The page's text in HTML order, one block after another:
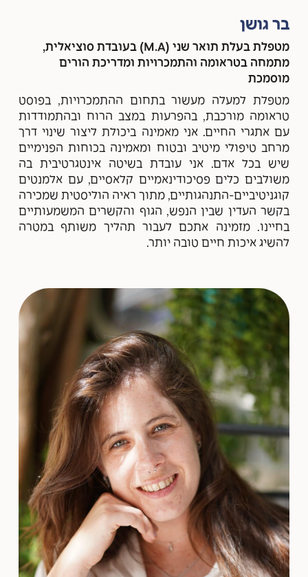
בר גושן
מטפלת בעלת תואר שני (M.A) בעובדת סוציאלית,
מתמחה בטראומה והתמכרויות ומדריכת הורים
מוסמכת
מטפלת למעלה מעשור בתחום ההתמכרויות, בפוסט
טראומה מורכבת, בהפרעות במצב הרוח ובהתמודדות
עם אתגרי החיים. אני מאמינה ביכולת ליצור שינוי דרך
מרחב טיפולי מיטיב ובטוח ומאמינה בכוחות הפנימיים
שיש בכל אדם. אני עובדת בשיטה אינטגרטיבית בה
משולבים כלים פסיכודינאמיים קלאסיים, עם אלמנטים
קוגניטיביים-התנהגותיים, מתוך ראיה הוליסטית שמכירה
בקשר העדין שבין הנפש, הגוף והקשרים המשמעותיים
בחיינו. מזמינה אתכם לעבור תהליך משותף במטרה
להשיג איכות חיים טובה יותר.